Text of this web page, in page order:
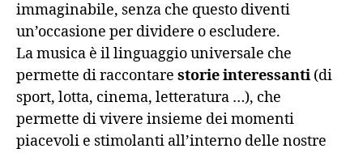
immaginabile, senza che questo diventi
un’occasione per dividere o escludere.
La musica è il linguaggio universale che
permette di raccontare storie interessanti (di
sport, lotta, cinema, letteratura …), che
permette di vivere insieme dei momenti
piacevoli e stimolanti all’interno delle nostre